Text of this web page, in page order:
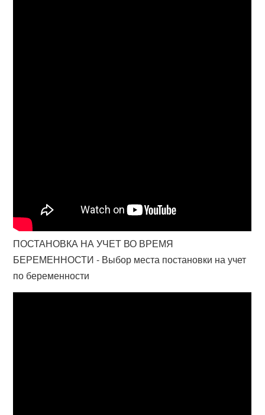
ПОСТАНОВКА НА УЧЕТ ВО ВРЕМЯ
БЕРЕМЕННОСТИ - Выбор места постановки на учет
по беременности